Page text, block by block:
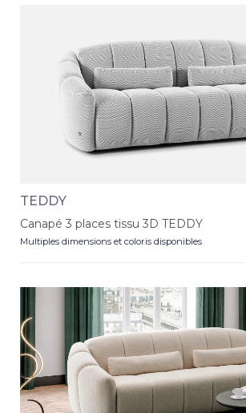
TEDDY
Canapé 3 places tissu 3D TEDDY
Multiples dimensions et coloris disponibles